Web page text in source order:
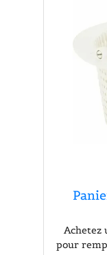
totale
un
avec 6
jeu
Airfryer
assure
temps,
vous
Achetez
pour